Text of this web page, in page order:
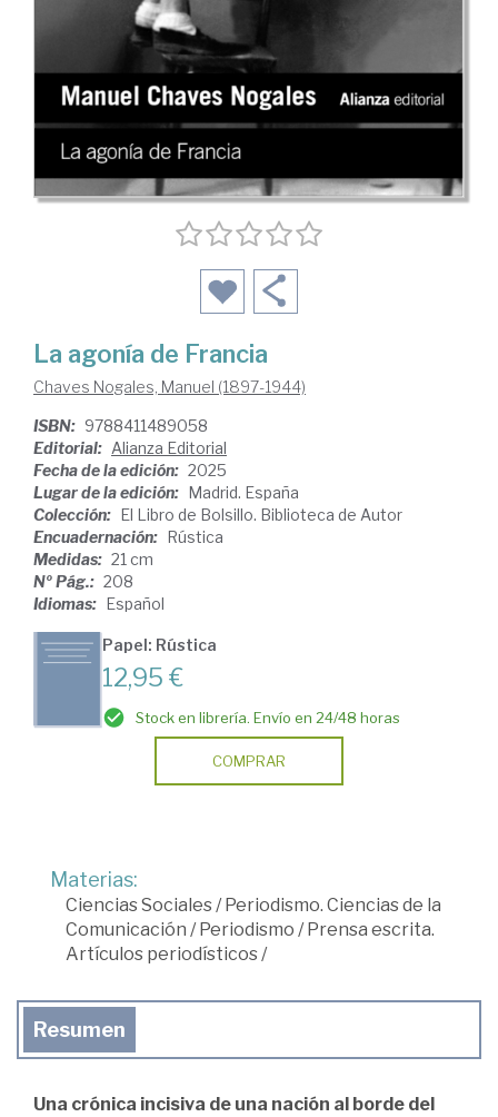
La agonía de Francia
Chaves Nogales, Manuel (1897-1944)
ISBN: 9788411489058
Editorial: Alianza Editorial
Fecha de la edición: 2025
Lugar de la edición: Madrid. España
Colección: El Libro de Bolsillo. Biblioteca de Autor
Encuadernación: Rústica
Medidas: 21 cm
Nº Pág.: 208
Idiomas: Español
Papel: Rústica
12,95 €
Stock en librería. Envío en 24/48 horas
COMPRAR
Materias:
Ciencias Sociales/ Periodismo. Ciencias de la
Comunicación / Periodismo / Prensa escrita.
Artículos periodísticos/
Resumen
Una crónica incisiva de una nación al borde del